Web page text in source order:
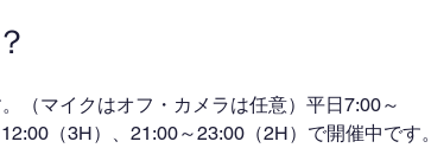
（マイクはオフ・カメラは任意）平日7:00～
（3H）、21:00～23:00（2H）で開催中です。